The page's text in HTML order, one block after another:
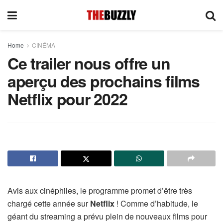
Home CINÉMA
Ce trailer nous offre un
aperçu des prochains films
Netflix pour 2022
Avis aux cinéphiles, le programme promet d’être très
chargé cette année surNetflix ! Comme d’habitude, le
géant du streaming a prévu plein de nouveaux films pour